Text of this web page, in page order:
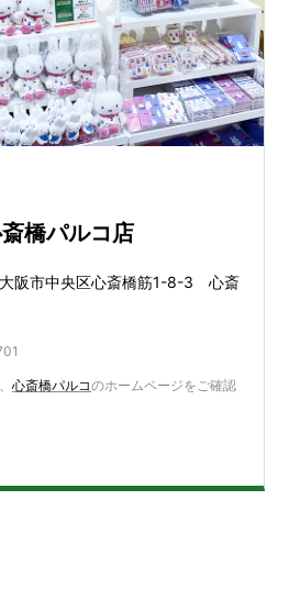
橋パルコ店
阪市中央区心斎橋筋1-8-3 心斎
心斎橋パルコのホームページをご確認